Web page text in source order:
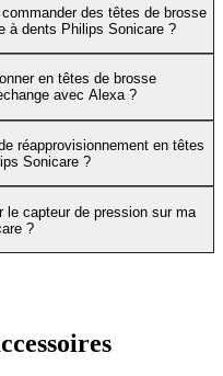
des têtes de brosse
à dents Philips Sonicare ?
en têtes de brosse
avec Alexa ?
réapprovisionnement en têtes
Sonicare ?
capteur de pression sur ma
?